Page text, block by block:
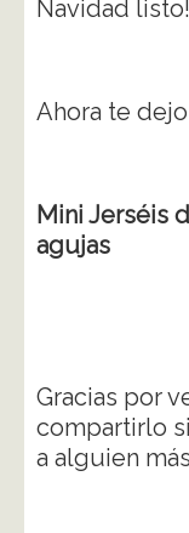
Navidad listo!
Ahora te
Mini Jerséis
agujas
Gracias por
compartirlo
a alguien